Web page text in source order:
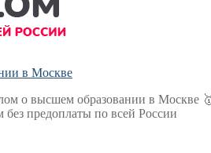
в Москве
о высшем образовании в Москве
без предоплаты по всей России